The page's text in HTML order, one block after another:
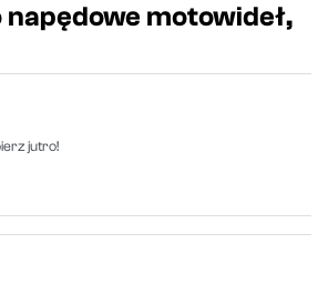
napędowe motowideł,
jutro!